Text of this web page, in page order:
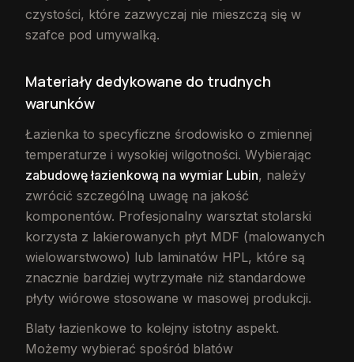
czystości, które zazwyczaj nie mieszczą się w
szafce pod umywalką.
Materiały dedykowane do trudnych
warunków
Łazienka to specyficzne środowisko o zmiennej
temperaturze i wysokiej wilgotności. Wybierając
zabudowę łazienkową na wymiar Lubin, należy
zwrócić szczególną uwagę na jakość
komponentów. Profesjonalny warsztat stolarski
korzysta z lakierowanych płyt MDF (malowanych
wielowarstwowo) lub laminatów HPL, które są
znacznie bardziej wytrzymałe niż standardowe
płyty wiórowe stosowane w masowej produkcji.
Blaty łazienkowe to kolejny istotny aspekt.
Możemy wybierać spośród blatów